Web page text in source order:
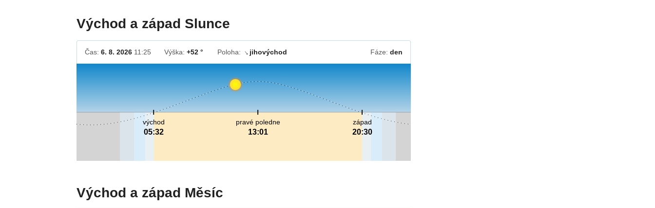
Východ a západ Slunce
Čas:6. 8. 2026 11:25 Výška:+52 ° Poloha: ↓ jihovýchod Fáze: den
pravé poledne
13:01
východ
05:32
západ
20:30
Východ a západ Měsíc